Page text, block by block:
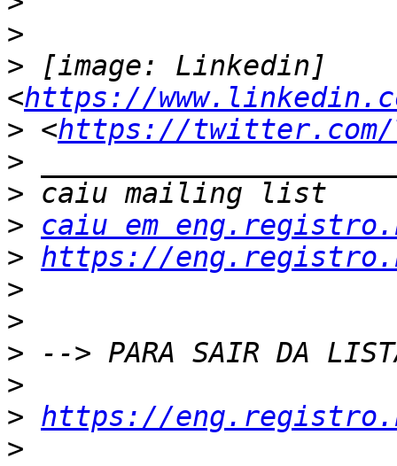
>
> [image: Linkedin]
<https://
> <https://twitter.com/
>
>
>
caiu em
> https://
>
>
>
>
> https://
>